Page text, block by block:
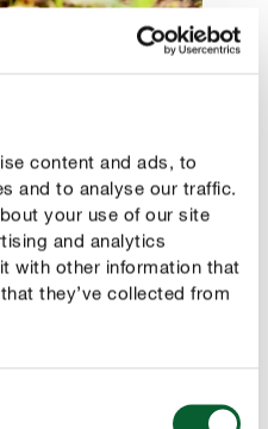
content and ads, to
and to analyse our traffic.
your use of our site
and analytics
with other information that
they’ve collected from
Kürbisse bilden, kann man
die Früchte legen, damit
beginnen und sauberer
sich dann die Stiele der
zur Verarbeitung in